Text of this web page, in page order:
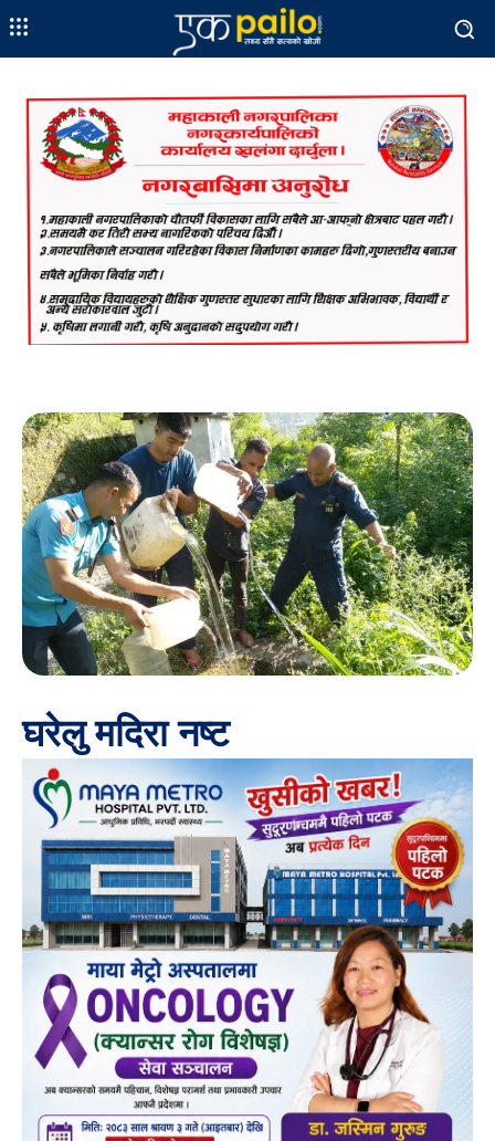
घरेलु मदिरा नष्ट